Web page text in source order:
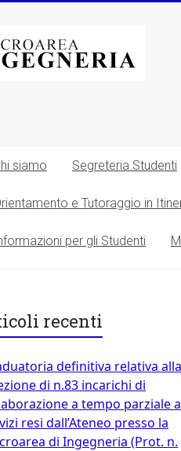
siamo Segreteria Studenti
e Tutoraggio in
per gli Studenti
recenti
definitiva relativa alla
di n.83 incarichi di
a tempo parziale
resi dall’Ateneo presso la
di Ingegneria (Prot. n.